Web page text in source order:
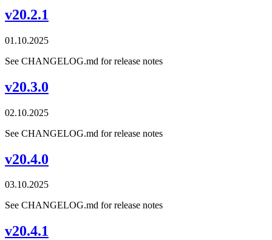
v20.2.1
01.10.2025
See CHANGELOG.md for release notes
v20.3.0
02.10.2025
See CHANGELOG.md for release notes
v20.4.0
03.10.2025
See CHANGELOG.md for release notes
v20.4.1